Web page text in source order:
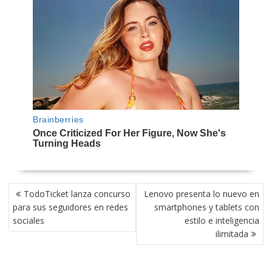
NAVEGACIÓN
DE
ENTRADAS
TodoTicket lanza concurso
para sus seguidores en redes
sociales
Lenovo presenta lo nuevo en
smartphones y tablets con
estilo e inteligencia
ilimitada